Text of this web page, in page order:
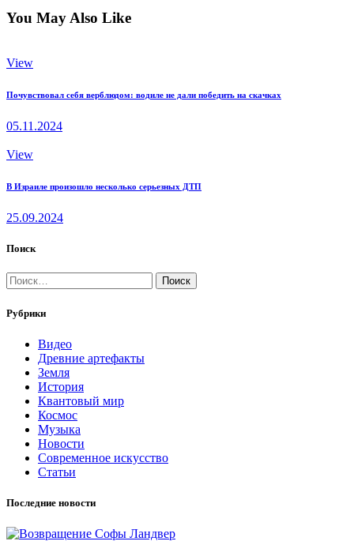
You May Also Like
View
Почувствовал себя верблюдом: водиле не дали победить на скачках
05.11.2024
View
В Израиле произошло несколько серьезных ДТП
25.09.2024
Поиск
Найти:
Рубрики
Видео
Древние артефакты
Земля
История
Квантовый мир
Космос
Музыка
Новости
Современное искусство
Статьи
Последние новости